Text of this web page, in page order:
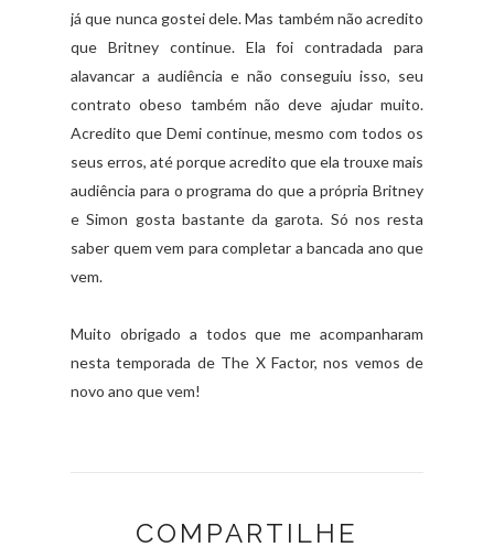
já que nunca gostei dele. Mas também não acredito
que Britney continue. Ela foi contradada para
alavancar a audiência e não conseguiu isso, seu
contrato obeso também não deve ajudar muito.
Acredito que Demi continue, mesmo com todos os
seus erros, até porque acredito que ela trouxe mais
audiência para o programa do que a própria Britney
e Simon gosta bastante da garota. Só nos resta
saber quem vem para completar a bancada ano que
vem.
Muito obrigado a todos que me acompanharam
nesta temporada de The X Factor, nos vemos de
novo ano que vem!
COMPARTILHE